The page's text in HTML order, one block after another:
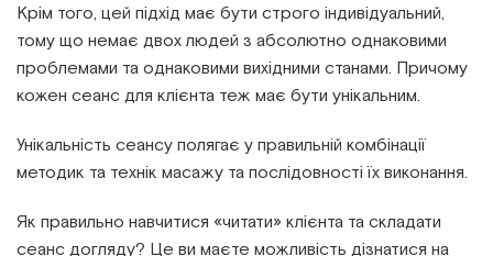
Крім того, цей підхід має бути строго індивідуальний,
тому що немає двох людей з абсолютно однаковими
проблемами та однаковими вихідними станами. Причому
кожен сеанс для клієнта теж має бути унікальним.
Унікальність сеансу полягає у правильній комбінації
методик та технік масажу та послідовності їх виконання.
Як правильно навчитися «читати» клієнта та складати
сеанс догляду? Це ви маєте можливість дізнатися на